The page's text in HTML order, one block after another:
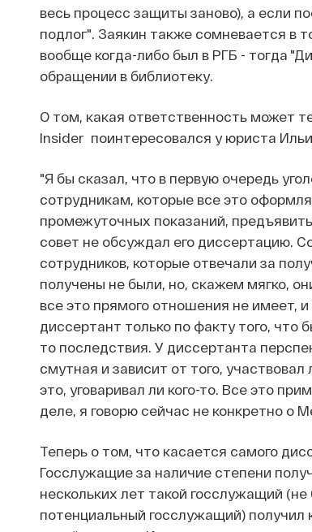
весь процесс защиты заново), а если
подлог". Заякин также сомневается в
вообще когда-либо был в РГБ - тогда
обращении в библиотеку.
О том, какая ответственность может
Insider поинтересовался у юриста
"Я бы сказал, что в первую очередь
сотрудникам, которые все это
промежуточных показаний,
совет не обсуждал его диссертацию.
сотрудников, которые отвечали за
получены не были, но, скажем мягко,
все это прямого отношения не имеет,
диссертант только по факту того, что
то последствия. У диссертанта
смутная и зависит от того,
это, уговаривал ли кого-то. Все это
деле, я говорю сейчас не конкретно о
Теперь о том, что касается самого
Госслужащие за наличие степени
нескольких лет такой госслужащий
потенциальный госслужащий) получил